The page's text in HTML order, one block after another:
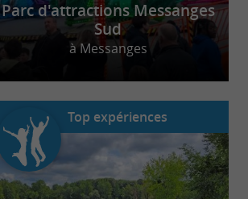
Parc d'attractions Messanges
Sud
à Messanges
Top expériences